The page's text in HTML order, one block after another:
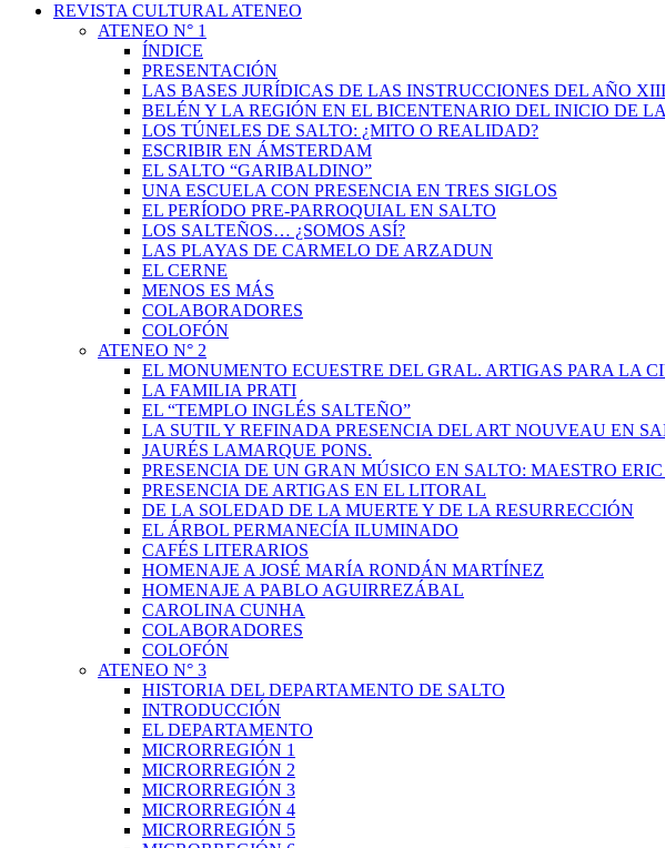
REVISTA CULTURAL ATENEO
ATENEO N° 1
ÍNDICE
PRESENTACIÓN
LAS BASES JURÍDICAS DE LAS INSTRUCCIONES DEL AÑO XIII
BELÉN Y LA REGIÓN EN EL BICENTENARIO DEL INICIO DE
LOS TÚNELES DE SALTO: ¿MITO O REALIDAD?
ESCRIBIR EN ÁMSTERDAM
EL SALTO “GARIBALDINO”
UNA ESCUELA CON PRESENCIA EN TRES SIGLOS
EL PERÍODO PRE-PARROQUIAL EN SALTO
LOS SALTEÑOS… ¿SOMOS ASÍ?
LAS PLAYAS DE CARMELO DE ARZADUN
EL CERNE
MENOS ES MÁS
COLABORADORES
COLOFÓN
ATENEO N° 2
EL MONUMENTO ECUESTRE DEL GRAL. ARTIGAS PARA LA
LA FAMILIA PRATI
EL “TEMPLO INGLÉS SALTEÑO”
LA SUTIL Y REFINADA PRESENCIA DEL ART NOUVEAU EN
JAURÉS LAMARQUE PONS.
PRESENCIA DE UN GRAN MÚSICO EN SALTO: MAESTRO
PRESENCIA DE ARTIGAS EN EL LITORAL
DE LA SOLEDAD DE LA MUERTE Y DE LA RESURRECCIÓN
EL ÁRBOL PERMANECÍA ILUMINADO
CAFÉS LITERARIOS
HOMENAJE A JOSÉ MARÍA RONDÁN MARTÍNEZ
HOMENAJE A PABLO AGUIRREZÁBAL
CAROLINA CUNHA
COLABORADORES
COLOFÓN
ATENEO N° 3
HISTORIA DEL DEPARTAMENTO DE SALTO
INTRODUCCIÓN
EL DEPARTAMENTO
MICRORREGIÓN 1
MICRORREGIÓN 2
MICRORREGIÓN 3
MICRORREGIÓN 4
MICRORREGIÓN 5